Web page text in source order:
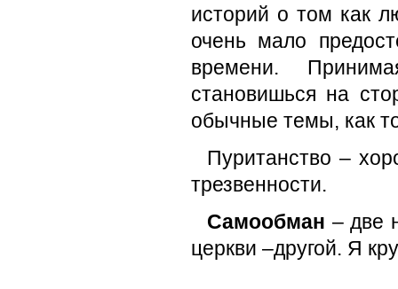
историй о том как
очень мало
времени.
становишься на
обычные темы, как
Пуританство –
трезвенности.
Самообман – две
церкви –другой. Я